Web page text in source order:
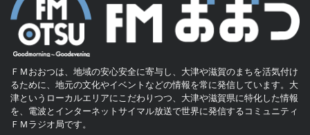
ＦＭおおつは、地域の安心安全に寄与し、大津や滋賀のまちを活気付け
るために、地元の文化やイベントなどの情報を常に発信しています。大
津というローカルエリアにこだわりつつ、大津や滋賀県に特化した情報
を、電波とインターネットサイマル放送で世界に発信するコミュニティ
ＦＭラジオ局です。